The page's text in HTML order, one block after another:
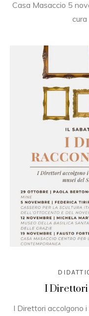
Casa Masaccio 5
I
I Direttori accolgono